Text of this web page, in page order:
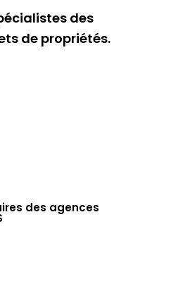
des
de propriétés.
des agences